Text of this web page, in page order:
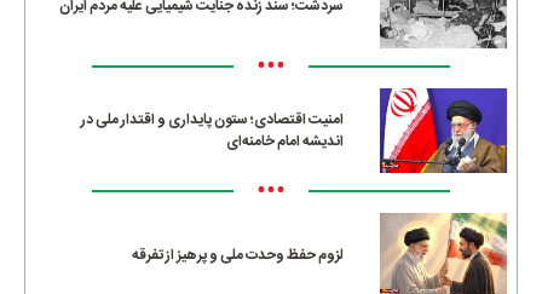
سردشت؛ سند زنده جنایت شیمیایی علیه مردم ایران
•••
امنیت اقتصادی؛ ستون پایداری و اقتدار ملی در
اندیشه امام خامنه‌ای
•••
لزوم حفظ وحدت ملی و پرهیز از تفرقه